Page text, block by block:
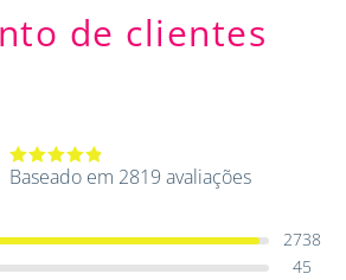
de clientes
Avaliação
Baseado em 2819 avaliações
2738
45